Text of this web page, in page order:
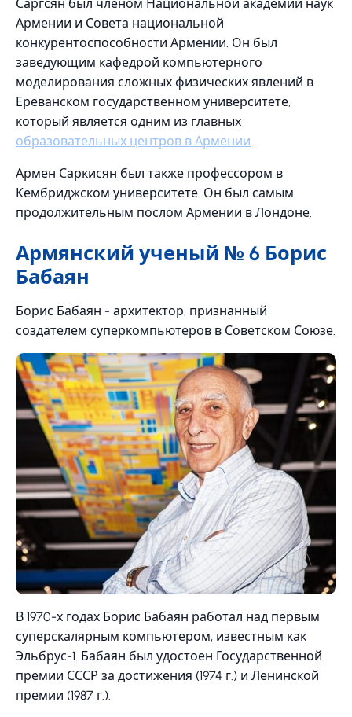
Саргсян был членом Национальной академии наук
Армении и Совета национальной
конкурентоспособности Армении. Он был
заведующим кафедрой компьютерного
моделирования сложных физических явлений в
Ереванском государственном университете,
который является одним из главных
образовательных центров в Армении.
Армен Саркисян был также профессором в
Кембриджском университете. Он был самым
продолжительным послом Армении в Лондоне.
Армянский ученый № 6 Борис
Бабаян
Борис Бабаян - архитектор, признанный
создателем суперкомпьютеров в Советском Союзе.
В 1970-х годах Борис Бабаян работал над первым
суперскалярным компьютером, известным как
Эльбрус-1. Бабаян был удостоен Государственной
премии СССР за достижения (1974 г.) и Ленинской
премии (1987 г.).